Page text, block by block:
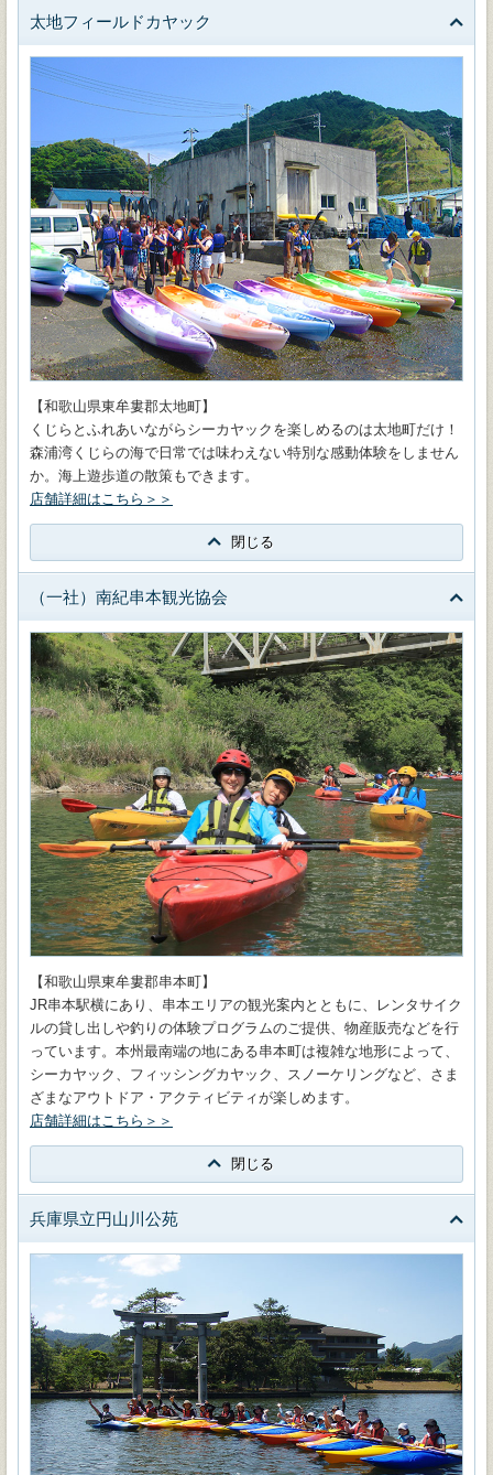
太地フィールドカヤック
【和歌山県東牟婁郡太地町】
くじらとふれあいながらシーカヤックを楽しめるのは太地町だけ！
森浦湾くじらの海で日常では味わえない特別な感動体験をしません
か。海上遊歩道の散策もできます。
店舗詳細はこちら＞＞
閉じる
（一社）南紀串本観光協会
【和歌山県東牟婁郡串本町】
JR串本駅横にあり、串本エリアの観光案内とともに、レンタサイク
ルの貸し出しや釣りの体験プログラムのご提供、物産販売などを行
っています。本州最南端の地にある串本町は複雑な地形によって、
シーカヤック、フィッシングカヤック、スノーケリングなど、さま
ざまなアウトドア・アクティビティが楽しめます。
店舗詳細はこちら＞＞
閉じる
兵庫県立円山川公苑